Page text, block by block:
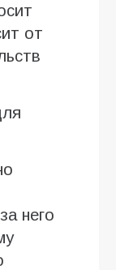
от
него